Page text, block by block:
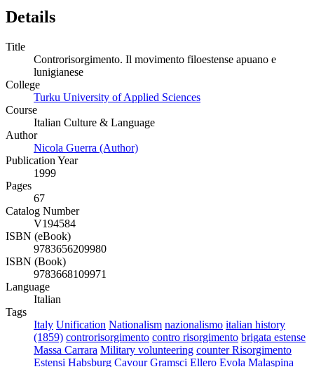
Details
Title
Controrisorgimento. Il movimento filoestense apuano e
lunigianese
College
Turku University of Applied Sciences
Course
Italian Culture & Language
Author
Nicola Guerra (Author)
Publication Year
1999
Pages
67
Catalog Number
V194584
ISBN (eBook)
9783656209980
ISBN (Book)
9783668109971
Language
Italian
Tags
Italy Unification Nationalism nazionalismo italian history
(1859) controrisorgimento contro risorgimento brigata estense
Massa Carrara Military volunteering counter Risorgimento
Estensi Habsburg Cavour Gramsci Ellero Evola Malaspina